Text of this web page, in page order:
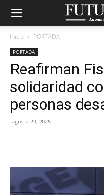
Inicio PORTADA
PORTADA
Reafirman
solidaridad
personas
agosto 29, 2025